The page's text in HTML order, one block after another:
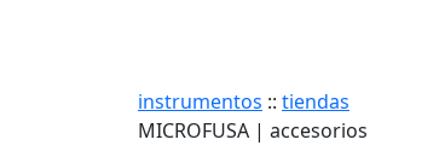
instrumentos :: tiendas
MICROFUSA | accesorios